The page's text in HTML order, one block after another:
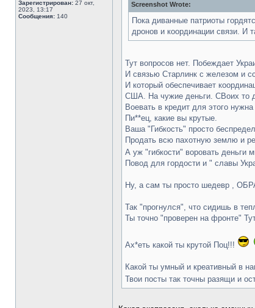
Зарегистрирован: 27 окт,
2023, 13:17
Сообщения: 140
Screenshot Wrote:
Пока диванные патриоты
дронов и координации связи. И
Тут вопросов нет. Побеждает
И связью Старлинк с железом и
И который обеспечивает
США. На чужие деньги. СВоих то
Воевать в кредит для этого
Пи**ец, какие вы крутые.
Ваша "Гибкость" просто
Продать всю пахотную землю и
А уж "гибкости" воровать
Повод для гордости и " славы
Ну, а сам ты просто шедевр ,
Так "прогнулся", что сидишь в
Ты точно "проверен на фронте"
Ах*еть какой ты крутой Поц!!!
Какой ты умный и креативный в
Твои посты так точны разящи и